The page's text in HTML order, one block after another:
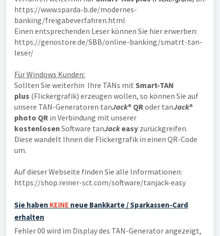
https://www.sparda-b.de/modernes-
banking/freigabeverfahren.html
Einen entsprechenden Leser können Sie hier erwerben:
https://genostore.de/SBB/online-banking/smatrt-tan-
leser/
Für Windows Kunden:
Sollten Sie weiterhin Ihre TANs mit Smart-TAN
plus (Flickergrafik) erzeugen wollen, so können Sie auf
unsere TAN-Generatoren tanJack® QRoder tanJack®
photo QR in Verbindung mit unserer
kostenlosen Software tanJackeasy zurückgreifen.
Diese wandelt Ihnen die Flickergrafik in einen QR-Code
um.
Auf dieser Webseite finden Sie alle Informationen:
https://shop.reiner-sct.com/software/tanjack-easy
Sie haben KEINE neue Bankkarte / Sparkassen-Card
erhalten
Fehler 00 wird im Display des TAN-Generator angezeigt,